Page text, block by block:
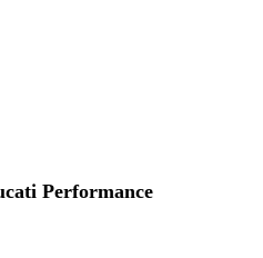
Performance